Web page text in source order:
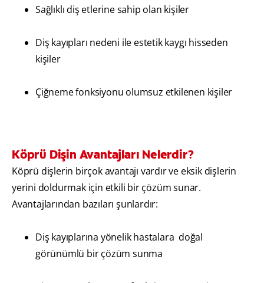
Sağlıklı diş etlerine sahip olan kişiler
Diş kayıpları nedeni ile estetik kaygı hisseden
kişiler
Çiğneme fonksiyonu olumsuz etkilenen kişiler
Köprü Dişin Avantajları Nelerdir?
Köprü dişlerin birçok avantajı vardır ve eksik dişlerin
yerini doldurmak için etkili bir çözüm sunar.
Avantajlarından bazıları şunlardır:
Diş kayıplarına yönelik hastalara doğal
görünümlü bir çözüm sunma